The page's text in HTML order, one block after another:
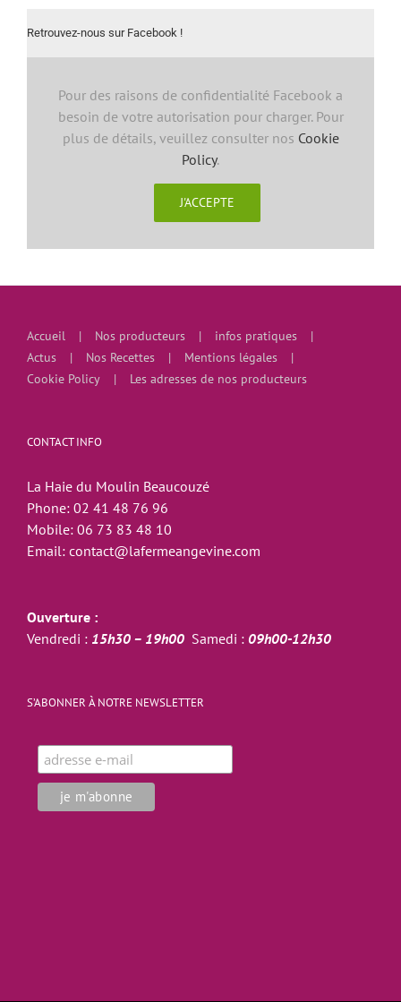
Retrouvez-nous sur Facebook !
Pour des raisons de confidentialité Facebook a
besoin de votre autorisation pour charger. Pour
plus de détails, veuillez consulter nos Cookie
Policy.
J'ACCEPTE
Accueil Nos producteurs
infos pratiques
Actus
Nos Recettes
Mentions légales
Cookie Policy
Les adresses de nos producteurs
CONTACT INFO
La Haie du Moulin Beaucouzé
Phone: 02 41 48 76 96
Mobile: 06 73 83 48 10
Email: contact@lafermeangevine.com
Ouverture :
Vendredi : 15h30 – 19h00 Samedi : 09h00-12h30
S’ABONNER À NOTRE NEWSLETTER